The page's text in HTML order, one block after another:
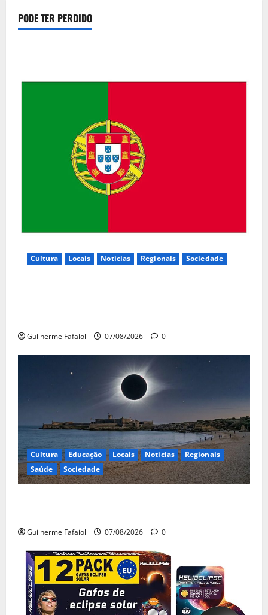
PODE TER PERDIDO
Cultura Locais Notícias Regionais Sociedade
Guilherme Fafaiol 07/08/2026 0
Cultura Educação Locais Notícias
Regionais
Saúde
Sociedade
Guilherme Fafaiol 07/08/2026 0